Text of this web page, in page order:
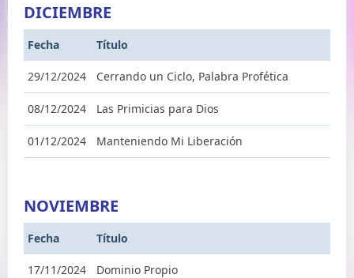
DICIEMBRE
Fecha Título
29/12/2024 Cerrando un Ciclo, Palabra Profética
08/12/2024 Las Primicias para Dios
01/12/2024 Manteniendo Mi Liberación
NOVIEMBRE
Fecha Título
17/11/2024 Dominio Propio